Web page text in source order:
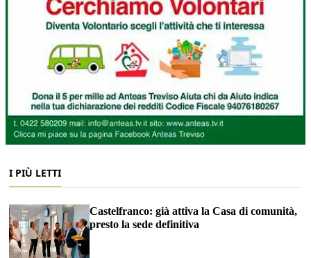
I PIÙ LETTI
Castelfranco: già attiva la Casa di comunità,
presto la sede definitiva